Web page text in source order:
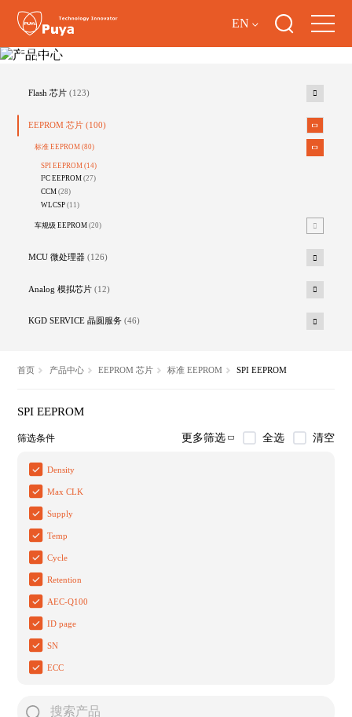
EN
产品中心
Flash 芯片 (123)
EEPROM 芯片 (100)
标准 EEPROM(80)
SPI EEPROM(14)
I²C EEPROM(27)
CCM(28)
WLCSP(11)
车规级 EEPROM(20)
MCU 微处理器 (126)
Analog 模拟芯片 (12)
KGD SERVICE 晶圆服务 (46)
首页 产品中心 EEPROM 芯片 标准 EEPROM SPI EEPROM
SPI EEPROM
筛选条件 更多筛选 全选 清空
Density
Max CLK
Supply
Temp
Cycle
Retention
AEC-Q100
ID page
SN
ECC